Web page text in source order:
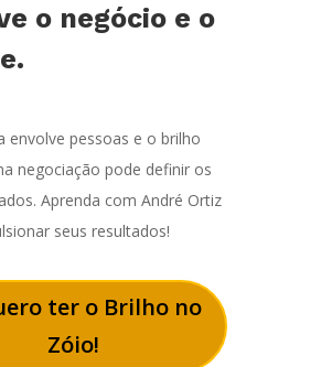
o negócio e o
envolve pessoas e o brilho
negociação pode definir os
Aprenda com André Ortiz
seus resultados!
ter o Brilho no
Zóio!